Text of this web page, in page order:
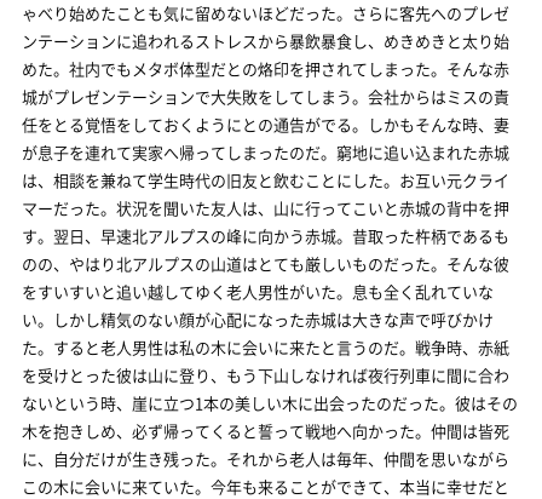
ゃべり始めたことも気に留めないほどだった。さらに客先へのプレゼ
ンテーションに追われるストレスから暴飲暴食し、めきめきと太り始
めた。社内でもメタボ体型だとの烙印を押されてしまった。そんな赤
城がプレゼンテーションで大失敗をしてしまう。会社からはミスの責
任をとる覚悟をしておくようにとの通告がでる。しかもそんな時、妻
が息子を連れて実家へ帰ってしまったのだ。窮地に追い込まれた赤城
は、相談を兼ねて学生時代の旧友と飲むことにした。お互い元クライ
マーだった。状況を聞いた友人は、山に行ってこいと赤城の背中を押
す。翌日、早速北アルプスの峰に向かう赤城。昔取った杵柄であるも
のの、やはり北アルプスの山道はとても厳しいものだった。そんな彼
をすいすいと追い越してゆく老人男性がいた。息も全く乱れていな
い。しかし精気のない顔が心配になった赤城は大きな声で呼びかけ
た。すると老人男性は私の木に会いに来たと言うのだ。戦争時、赤紙
を受けとった彼は山に登り、もう下山しなければ夜行列車に間に合わ
ないという時、崖に立つ1本の美しい木に出会ったのだった。彼はその
木を抱きしめ、必ず帰ってくると誓って戦地へ向かった。仲間は皆死
に、自分だけが生き残った。それから老人は毎年、仲間を思いながら
この木に会いに来ていた。今年も来ることができて、本当に幸せだと